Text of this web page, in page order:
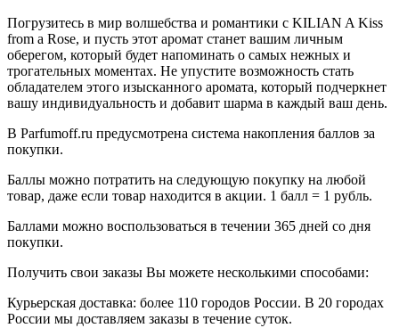
Погрузитесь в мир волшебства и романтики с KILIAN A Kiss
from a Rose, и пусть этот аромат станет вашим личным
оберегом, который будет напоминать о самых нежных и
трогательных моментах. Не упустите возможность стать
обладателем этого изысканного аромата, который подчеркнет
вашу индивидуальность и добавит шарма в каждый ваш день.
В Parfumoff.ru предусмотрена система накопления баллов за
покупки.
Баллы можно потратить на следующую покупку на любой
товар, даже если товар находится в акции. 1 балл = 1 рубль.
Баллами можно воспользоваться в течении 365 дней со дня
покупки.
Получить свои заказы Вы можете несколькими способами:
Курьерская доставка: более 110 городов России. В 20 городах
России мы доставляем заказы в течение суток.